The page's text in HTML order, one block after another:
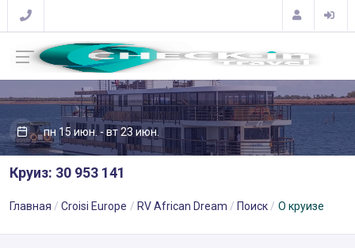
пн 15 июн. - вт 23 июн.
Круиз: 30 953 141
Главная Croisi Europe RV African Dream Поиск О круизе